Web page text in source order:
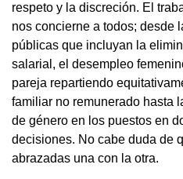
respeto y la discreción. El
nos concierne a todos; desde
públicas que incluyan la
salarial, el desempleo
pareja repartiendo
familiar no remunerado hasta
de género en los puestos en
decisiones. No cabe duda de
abrazadas una con la otra.